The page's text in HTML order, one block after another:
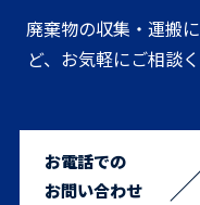
廃棄物の収集・運搬
ど、お気軽にご相談
お電話での
お問い合わせ